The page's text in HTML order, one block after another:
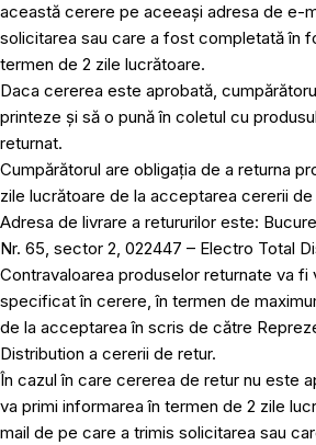
această cerere pe aceeași adresa de e-
solicitarea sau care a fost completată în
termen de 2 zile lucrătoare.
Daca cererea este aprobată,
printeze și să o pună în coletul cu
returnat.
Cumpărătorul are obligația de a returna
zile lucrătoare de la acceptarea cererii de
Adresa de livrare a retururilor este:
Nr. 65, sector 2, 022447 – Electro Total
Contravaloarea produselor returnate va fi
specificat în cerere, în termen de
de la acceptarea în scris de către
Distribution a cererii de retur.
În cazul în care cererea de retur nu este
va primi informarea în termen de 2 zile
mail de pe care a trimis solicitarea sau